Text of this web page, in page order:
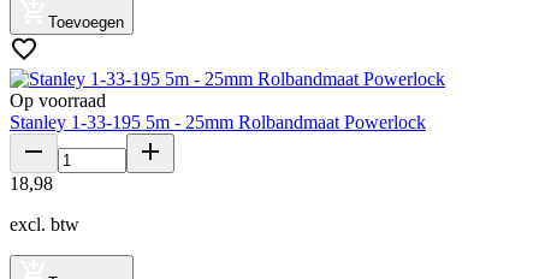
Toevoegen
Op voorraad
Stanley 1-33-195 5m - 25mm Rolbandmaat Powerlock
18,98
excl. btw